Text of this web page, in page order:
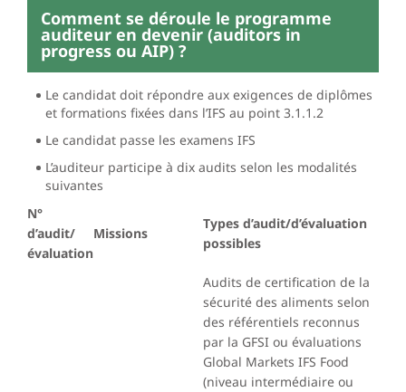
Comment se déroule le programme
auditeur en devenir (auditors in
progress ou AIP) ?
Le candidat doit répondre aux exigences de diplômes
et formations fixées dans l’IFS au point 3.1.1.2
Le candidat passe les examens IFS
L’auditeur participe à dix audits selon les modalités
suivantes
N°
d’audit/
évaluation
Missions
Types d’audit/d’évaluation
possibles
Audits de certification de la
sécurité des aliments selon
des référentiels reconnus
par la GFSI ou évaluations
Global Markets IFS Food
(niveau intermédiaire ou